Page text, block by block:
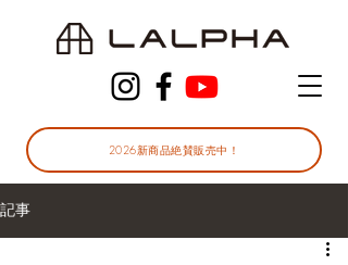
2026新商品絶賛販売中！
記事